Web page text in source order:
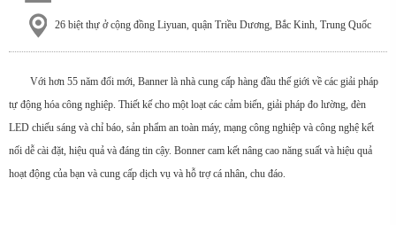
26 biệt thự ở cộng đồng Liyuan, quận Triều Dương, Bắc Kinh, Trung Quốc
Với hơn 55 năm đổi mới, Banner là nhà cung cấp hàng đầu thế giới về các giải pháp
tự động hóa công nghiệp. Thiết kế cho một loạt các cảm biến, giải pháp đo lường, đèn
LED chiếu sáng và chỉ báo, sản phẩm an toàn máy, mạng công nghiệp và công nghệ kết
nối dễ cài đặt, hiệu quả và đáng tin cậy. Bonner cam kết nâng cao năng suất và hiệu quả
hoạt động của bạn và cung cấp dịch vụ và hỗ trợ cá nhân, chu đáo.